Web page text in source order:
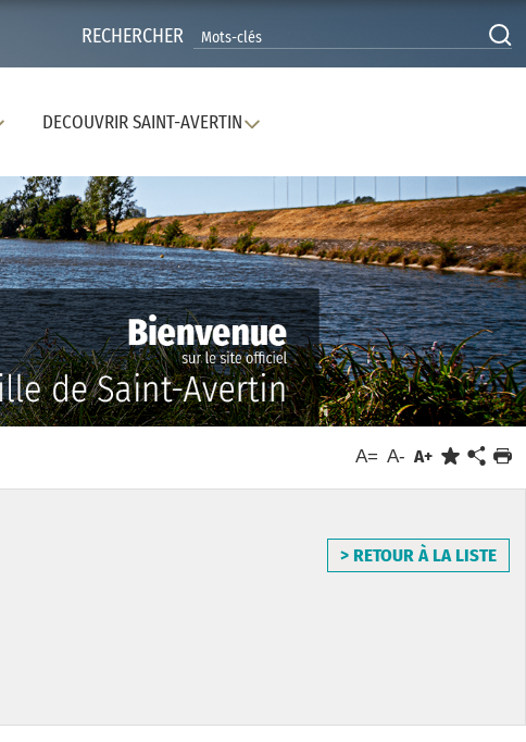
RECHERCHER
DECOUVRIR SAINT-AVERTIN
A= A- A+
> RETOUR À LA LISTE